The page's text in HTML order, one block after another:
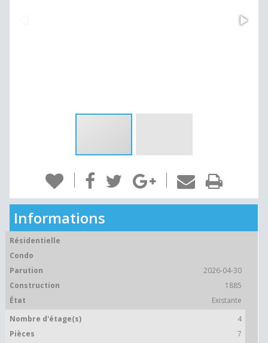
Informations
Résidentielle
Condo
Parution
2026-04-30
Construction
1885
État
Existante
Nombre d'étage(s)
4
Pièces
7